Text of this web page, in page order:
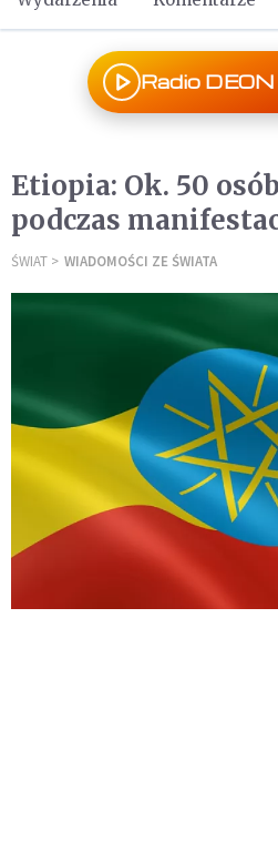
Radio
Etiopia: Ok. 50
podczas
ŚWIAT WIADOMOŚCI ZE ŚWIATA